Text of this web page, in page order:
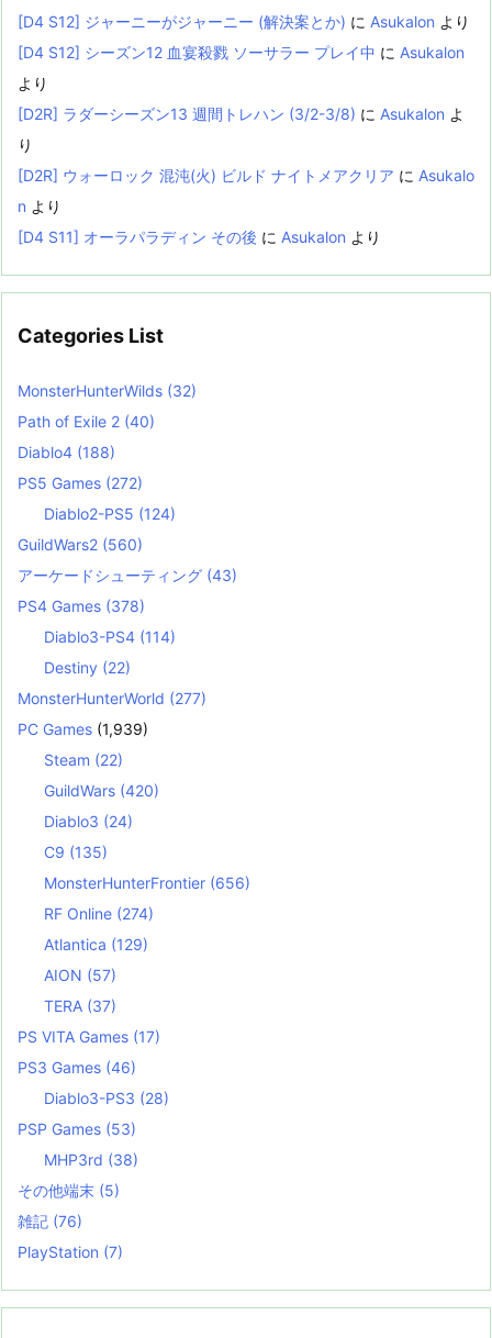
[D4 S12] ジャーニーがジャーニー (解決案とか) に Asukalon より
[D4 S12] シーズン12 血宴殺戮 ソーサラー プレイ中 に Asukalon
より
[D2R] ラダーシーズン13 週間トレハン (3/2-3/8) に Asukalon よ
り
[D2R] ウォーロック 混沌(火) ビルド ナイトメアクリア に Asukalo
n より
[D4 S11] オーラパラディン その後 に Asukalon より
Categories List
MonsterHunterWilds (32)
Path of Exile 2 (40)
Diablo4 (188)
PS5 Games (272)
Diablo2-PS5 (124)
GuildWars2 (560)
アーケードシューティング (43)
PS4 Games (378)
Diablo3-PS4 (114)
Destiny (22)
MonsterHunterWorld (277)
PC Games (1,939)
Steam (22)
GuildWars (420)
Diablo3 (24)
C9 (135)
MonsterHunterFrontier (656)
RF Online (274)
Atlantica (129)
AION (57)
TERA (37)
PS VITA Games (17)
PS3 Games (46)
Diablo3-PS3 (28)
PSP Games (53)
MHP3rd (38)
その他端末 (5)
雑記 (76)
PlayStation (7)